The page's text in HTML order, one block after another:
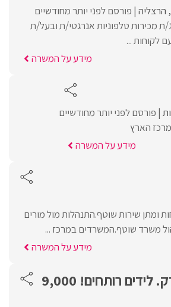
הרצליה פורסם לפני יותר מחודשיים
ת מכירות טלפוניות אנרגטי/ת ובעל/ת
לקוחות ...
מידע על המשרה
פורסם לפני יותר מחודשיים
הארץ
מידע על המשרה
ומתן שירות שוטף.התנהלות מול מורים
משרד שוטף.המשרדים במרכז ...
מידע על המשרה
פקיד /ת שיווק לארגון חרדי בבני ברק. לידים רותחים! 9,000